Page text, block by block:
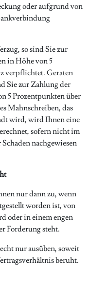
oder aufgrund von
so sind Sie zur
in Höhe von 5
verpflichtet. Geraten
Sie zur Zahlung der
5 Prozentpunkten über
Mahnschreiben, das
wird, wird Ihnen eine
sofern nicht im
nachgewiesen
nur dann zu, wenn
worden ist, von
oder in einem engen
Forderung steht.
nur ausüben, soweit
beruht.